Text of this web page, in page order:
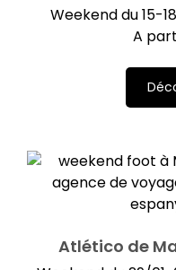
Weekend du 15-
A
Atlético de